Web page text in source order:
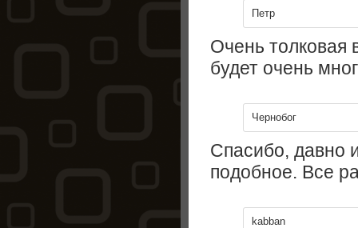
Петр
Очень
будет очень
Чернобог
Спасибо, давно
подобное. Все
kabban